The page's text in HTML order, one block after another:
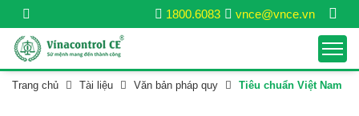
vnce@vnce.vn
1800.6083
Trang chủ Tài liệu Văn bản pháp quy Tiêu chuẩn Việt Nam